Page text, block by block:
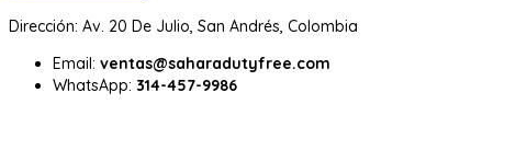
Dirección: Av. 20 De Julio, San Andrés, Colombia
Email: ventas@saharadutyfree.com
WhatsApp: 314-457-9986